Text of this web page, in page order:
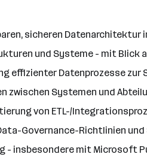
sicheren Datenarchitektur
und Systeme - mit
effizienter Datenprozesse
zwischen Systemen und
von ETL-/
Governance-Richtlinien
- insbesondere mit Microsoft